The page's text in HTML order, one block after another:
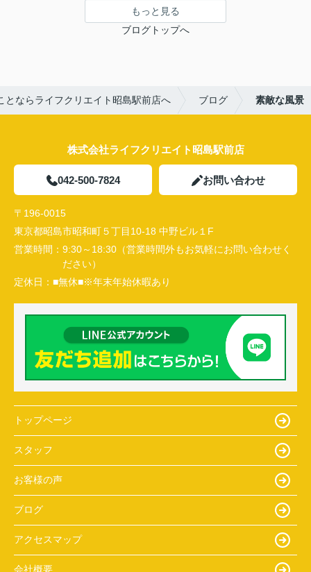
もっと見る
ブログトップへ
とならライフクリエイト昭島駅前店へ ブログ 素敵な風景
株式会社ライフクリエイト昭島駅前店
042-500-7824 お問い合わせ
〒196-0015
東京都昭島市昭和町５丁目10-18 中野ビル１F
営業時間： 9:30～18:30（営業時間外もお気軽にお問い合わせく
ださい）
定休日： ■無休■※年末年始休暇あり
トップページ
スタッフ
お客様の声
ブログ
アクセスマップ
会社概要